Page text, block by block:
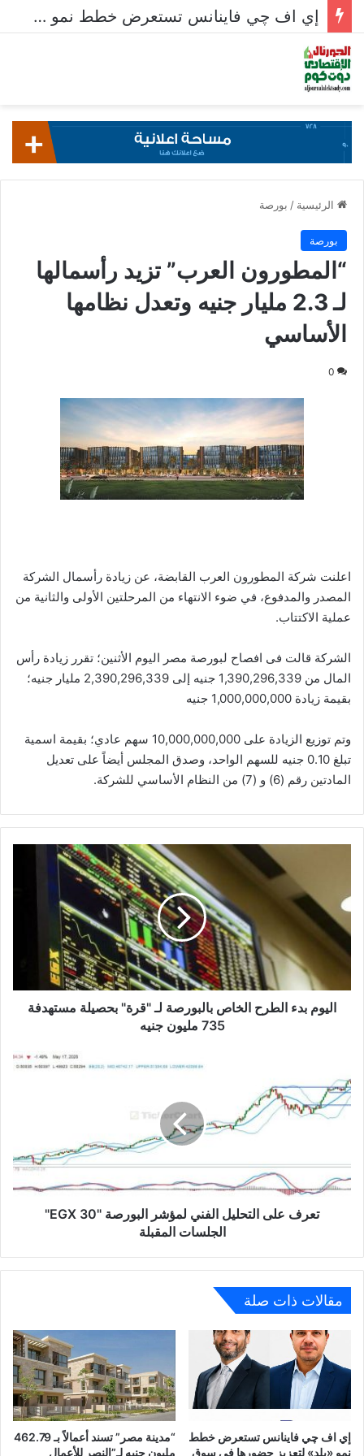
إي اف چي فاينانس تستعرض خطط نمو «بلد» لتعزيز حضورها في سوق تحويلات المصريين بالخارج
الرئيسية / بورصة
بورصة
“المطورون العرب” تزيد رأسمالها
لـ 2.3 مليار جنيه وتعدل نظامها
الأساسي
0
اعلنت شركة المطورون العرب القابضة، عن زيادة رأسمال الشركة
المصدر والمدفوع، في ضوء الانتهاء من المرحلتين الأولى والثانية من
عملية الاكتتاب.
الشركة قالت فى افصاح لبورصة مصر اليوم الأثنين؛ تقرر زيادة رأس
المال من 1,390,296,339 جنيه إلى 2,390,296,339 مليار جنيه؛
بقيمة زيادة 1,000,000,000 جنيه
وتم توزيع الزيادة على 10,000,000,000 سهم عادي؛ بقيمة اسمية
تبلغ 0.10 جنيه للسهم الواحد، وصدق المجلس أيضاً على تعديل
المادتين رقم (6) و (7) من النظام الأساسي للشركة.
الخاص
بالبورصة
لـ
"قرة"
مستهدفة
735اليوم بدء الطرح الخاص بالبورصة لـ "قرة" بحصيلة مستهدفة
735 مليون جنيه
التحليل
الفني
30"
الجلسات
تعرف على التحليل الفني لمؤشر البورصة "EGX 30"
الجلسات المقبلة
مقالات ذات صلة
إي اف چي فاينانس تستعرض خطط
نمو «بلد» لتعزيز حضورها في سوق
“مدينة مصر” تسند أعمالاً بـ 462.79
مليون جنيه لـ”النصر للأعمال